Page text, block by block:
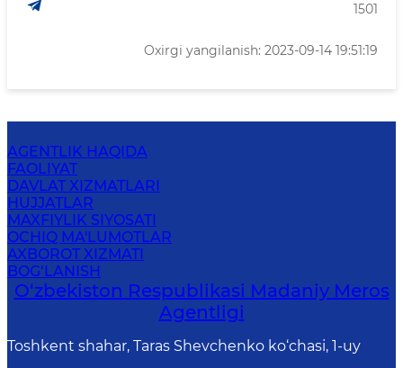
1501
Oxirgi yangilanish: 2023-09-14 19:51:19
AGENTLIK HAQIDA
FAOLIYAT
DAVLAT XIZMATLARI
HUJJATLAR
MAXFIYLIK SIYOSATI
OCHIQ MA'LUMOTLAR
AXBOROT XIZMATI
BOG‘LANISH
O‘zbekiston Respublikasi Madaniy Meros
Agentligi
Toshkent shahar, Taras Shevchenko ko‘chasi, 1-uy